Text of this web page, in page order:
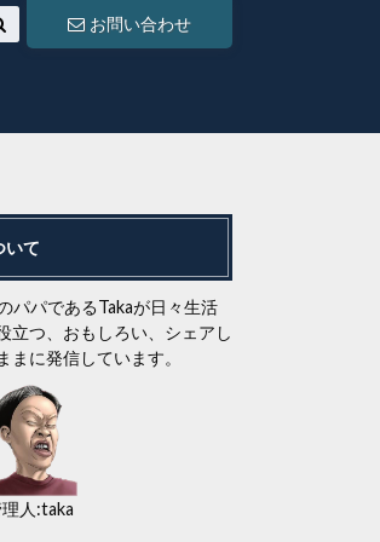
お問い合わせ
て
パパであるTakaが日々生活
立つ、おもしろい、シェアし
まに発信しています。
人:taka